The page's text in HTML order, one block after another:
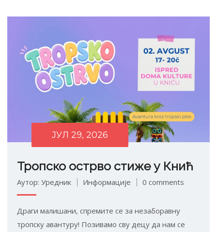
ЈУЛ 29, 2026
Тропско острво стиже у Кнић
Аутор: Уредник Информације 0 comments
Драги малишани, спремите се за незаборавну
тропску авантуру! Позивамо сву децу да нам се